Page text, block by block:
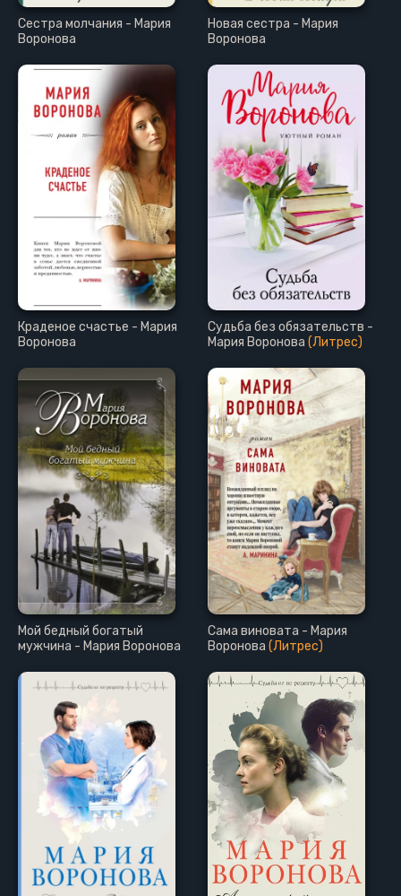
Сестра молчания - Мария
Воронова
Новая сестра - Мария
Воронова
Краденое счастье - Мария
Воронова
Судьба без обязательств -
Мария Воронова (Литрес)
Мой бедный богатый
мужчина - Мария Воронова
Сама виновата - Мария
Воронова (Литрес)